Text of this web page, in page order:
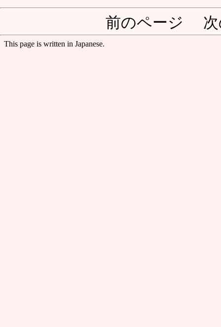
前のページ 次
This page is written in Japanese.